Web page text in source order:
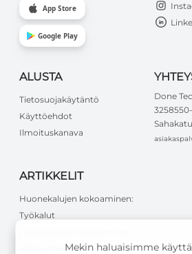
App Store
Google Play
ALUSTA
Tietosuojakäytäntö
Käyttöehdot
Ilmoituskanava
Done
Sahakatu
ARTIKKELIT
Huonekalujen kokoaminen:
Työkalut
Vältä virheetMekin haluaisimme